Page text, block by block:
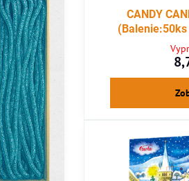
CANDY